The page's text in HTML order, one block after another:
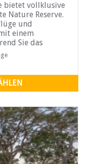
bietet vollklusive
Nature Reserve.
und
einem
Sie das